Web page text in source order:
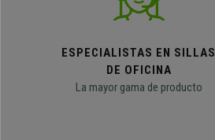
ESPECIALISTAS EN SILLAS
DE OFICINA
La mayor gama de producto